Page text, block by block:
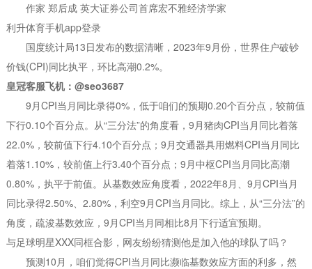
作家 郑后成 英大证券公司首席宏不雅经济学家
利升体育手机app登录
国度统计局13日发布的数据清晰，2023年9月份，世界住户破钞
价钱(CPI)同比执平，环比高潮0.2%。
皇冠客服飞机：@seo3687
9月CPI当月同比录得0%，低于咱们的预期0.20个百分点，较前值
下行0.10个百分点。从“三分法”的角度看，9月猪肉CPI当月同比着落
22.0%，较前值下行4.10个百分点；9月交通器具用燃料CPI当月同比
着落1.10%，较前值上行3.40个百分点；9月中枢CPI当月同比高潮
0.80%，执平于前值。从基数效应角度看，2022年8月、9月CPI当月
同比录得2.50%、2.80%，利空9月CPI当月同比。综上，从“三分法”的
角度，疏浚基数效应，9月CPI当月同相比8月下行适宜预期。
与足球明星XXX同框合影，网友纷纷猜测他是加入他的球队了吗？
预测10月，咱们觉得CPI当月同比濒临基数效应方面的利多，然